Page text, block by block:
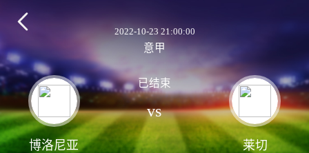
 2022-10-23 21:00:00
意甲
博洛尼亚
已结束
vs
莱切